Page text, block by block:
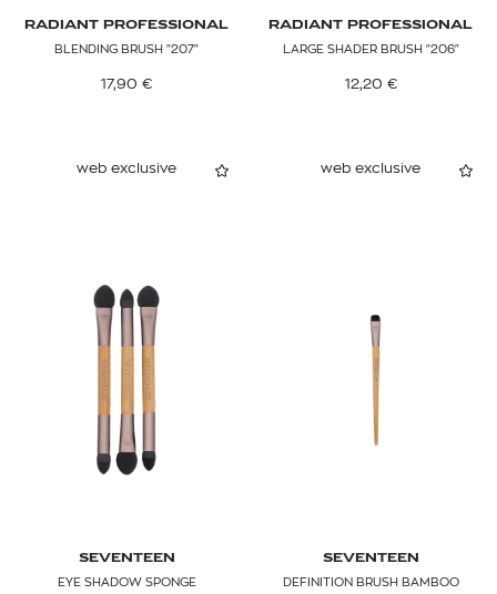
RADIANT PROFESSIONAL
BLENDING BRUSH "207"
17,90 €
RADIANT PROFESSIONAL
LARGE SHADER BRUSH "206"
12,20 €
web exclusive
SEVENTEEN
EYE SHADOW SPONGE
web exclusive
SEVENTEEN
DEFINITION BRUSH BAMBOO